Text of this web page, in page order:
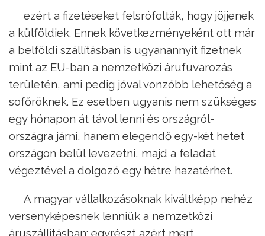
ezért a fizetéseket felsrófolták, hogy jöjjenek
a külföldiek. Ennek következményeként ott már
a belföldi szállításban is ugyanannyit fizetnek
mint az EU-ban a nemzetközi árufuvarozás
területén, ami pedig jóval vonzóbb lehetőség a
sofőröknek. Ez esetben ugyanis nem szükséges
egy hónapon át távol lenni és országról-
országra járni, hanem elegendő egy-két hetet
országon belül levezetni, majd a feladat
végeztével a dolgozó egy hétre hazatérhet.
A magyar vállalkozásoknak kiváltképp nehéz
versenyképesnek lenniük a nemzetközi
áruszállításban: egyrészt azért mert